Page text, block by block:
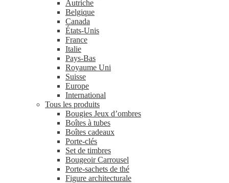
Autriche
Belgique
Canada
États-Unis
France
Italie
Pays-Bas
Royaume Uni
Suisse
Europe
International
Tous les produits
Bougies Jeux d’ombres
Boîtes à tubes
Boîtes cadeaux
Porte-clés
Set de timbres
Bougeoir Carrousel
Porte-sachets de thé
Figure architecturale